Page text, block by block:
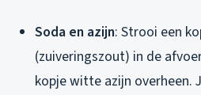
Soda en azijn: Strooi een
(zuiveringszout) in de
kopje witte azijn overheen.